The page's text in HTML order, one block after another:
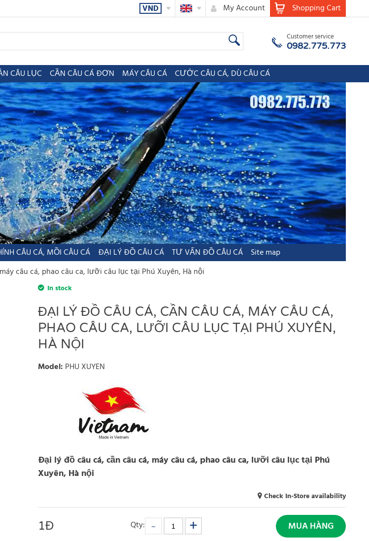
Shopping Cart
My Account
VND
Customer service
0982.775.773
CÂU LỤC CẦN CÂU CÁ ĐƠN MÁY CÂU CÁ CƯỚC CÂU CÁ, DÙ CÂU CÁ
CÂU CÁ, MỒI CÂU CÁ ĐẠI LÝ ĐỒ CÂU CÁ TƯ VẤN ĐỒ CÂU CÁ
Site map
câu cá, phao câu ca, lưỡi câu lục tại Phú Xuyên, Hà nội
In stock
ĐẠI LÝ ĐỒ CÂU CÁ, CẦN CÂU CÁ, MÁY CÂU CÁ,
PHAO CÂU CA, LƯỠI CÂU LỤC TẠI PHÚ XUYÊN,
HÀ NỘI
Model: PHU XUYEN
Đại lý đồ câu cá, cần câu cá, máy câu cá, phao câu ca, lưỡi câu lục tại Phú
Xuyên, Hà nội
Check In-Store availability
1Đ Qty: MUA HÀNG